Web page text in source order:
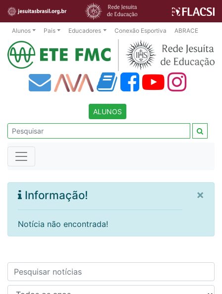
Alunos Pais Educadores Conexão Esportiva ABRACE
ALUNOS
×
Informação!
Notícia não encontrada!